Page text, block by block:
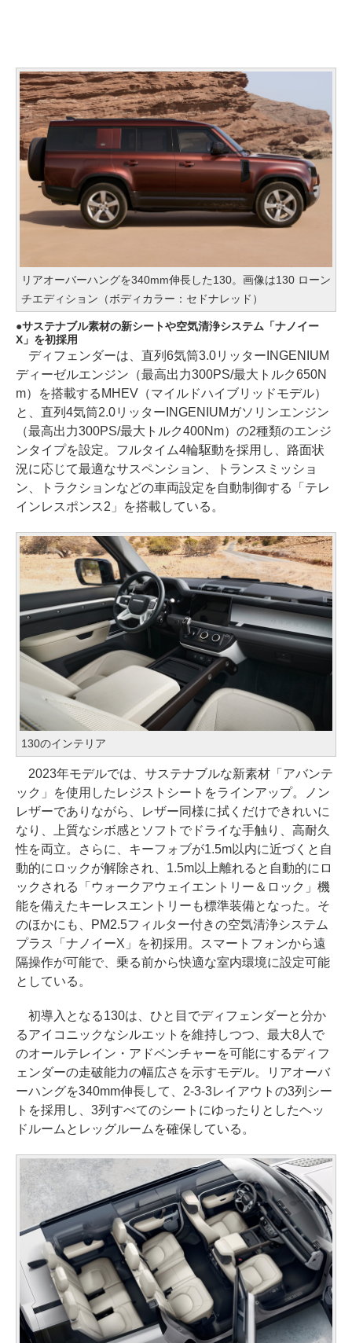
リアオーバーハングを340mm伸長した130。画像は130 ローン
チエディション（ボディカラー：セドナレッド）
サステナブル素材の新シートや空気清浄システム「ナノイー
X」を初採用
ディフェンダーは、直列6気筒3.0リッターINGENIUM
ディーゼルエンジン（最高出力300PS/最大トルク650N
m）を搭載するMHEV（マイルドハイブリッドモデル）
と、直列4気筒2.0リッターINGENIUMガソリンエンジン
（最高出力300PS/最大トルク400Nm）の2種類のエンジ
ンタイプを設定。フルタイム4輪駆動を採用し、路面状
況に応じて最適なサスペンション、トランスミッショ
ン、トラクションなどの車両設定を自動制御する「テレ
インレスポンス2」を搭載している。
130のインテリア
2023年モデルでは、サステナブルな新素材「アバンテ
ック」を使用したレジストシートをラインアップ。ノン
レザーでありながら、レザー同様に拭くだけできれいに
なり、上質なシボ感とソフトでドライな手触り、高耐久
性を両立。さらに、キーフォブが1.5m以内に近づくと自
動的にロックが解除され、1.5m以上離れると自動的にロ
ックされる「ウォークアウェイエントリー＆ロック」機
能を備えたキーレスエントリーも標準装備となった。そ
のほかにも、PM2.5フィルター付きの空気清浄システム
プラス「ナノイーX」を初採用。スマートフォンから遠
隔操作が可能で、乗る前から快適な室内環境に設定可能
としている。
初導入となる130は、ひと目でディフェンダーと分か
るアイコニックなシルエットを維持しつつ、最大8人で
のオールテレイン・アドベンチャーを可能にするディフ
ェンダーの走破能力の幅広さを示すモデル。リアオーバ
ーハングを340mm伸長して、2-3-3レイアウトの3列シー
トを採用し、3列すべてのシートにゆったりとしたヘッ
ドルームとレッグルームを確保している。